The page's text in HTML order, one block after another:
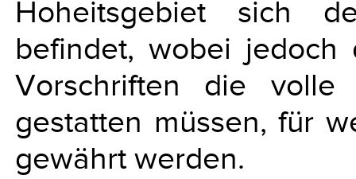
Hoheitsgebiet sich
befindet, wobei jedoch
Vorschriften die volle
gestatten müssen, für
gewährt werden.